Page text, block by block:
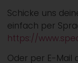
Schicke uns
einfach per
https://
Oder per E-Mail